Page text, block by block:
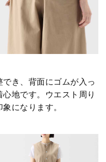
き、背面にゴムが入っ
地です。ウエスト周り
になります。